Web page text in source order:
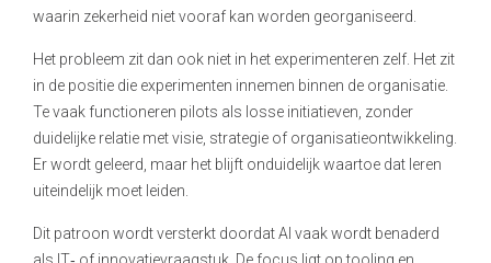
waarin zekerheid niet vooraf kan worden georganiseerd.
Het probleem zit dan ook niet in het experimenteren zelf. Het zit
in de positie die experimenten innemen binnen de organisatie.
Te vaak functioneren pilots als losse initiatieven, zonder
duidelijke relatie met visie, strategie of organisatieontwikkeling.
Er wordt geleerd, maar het blijft onduidelijk waartoe dat leren
uiteindelijk moet leiden.
Dit patroon wordt versterkt doordat AI vaak wordt benaderd